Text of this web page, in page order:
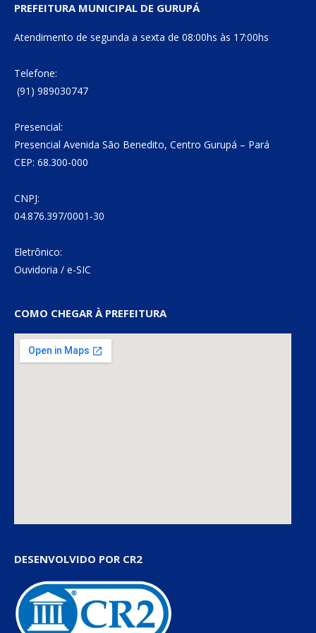
PREFEITURA MUNICIPAL DE GURUPÁ
Atendimento de segunda a sexta de 08:00hs às 17:00hs
Telefone:
(91) 989030747
Presencial:
Presencial Avenida São Benedito, Centro Gurupá – Pará
CEP: 68.300-000
CNPJ:
04.876.397/0001-30
Eletrônico:
Ouvidoria / e-SIC
COMO CHEGAR À PREFEITURA
DESENVOLVIDO POR CR2